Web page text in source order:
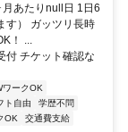
あたりnull日 1日6
す） ガッツリ長時
！ ...
付 チケット確認な
ワークOK
ト自由
学歴不問
OK
交通費支給